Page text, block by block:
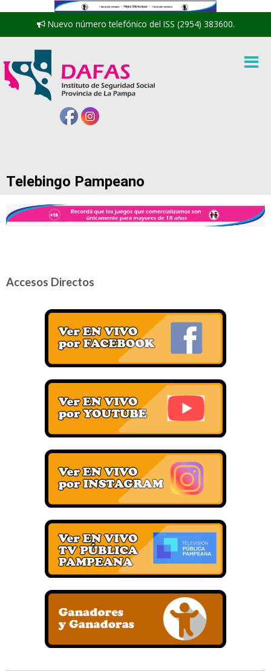
Nuevo número telefónico del ISS (2954) 383600.
Telebingo Pampeano
Accesos Directos